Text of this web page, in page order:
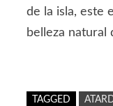
de la isla, este
belleza
TAGGED